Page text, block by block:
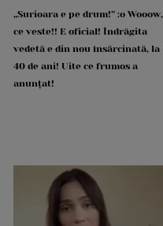
„Surioara e pe drum!” :o Wooow,
ce veste!! E oficial! Îndrăgita
vedetă e din nou însărcinată, la
40 de ani! Uite ce frumos a
anunțat!